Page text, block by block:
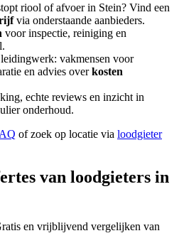
riool of afvoer in Stein? Vind een
via onderstaande aanbieders.
voor inspectie, reiniging en
vakmensen voor
en advies overkosten
echte reviews en inzicht in
onderhoud.
of zoek op locatie via loodgieter
van loodgieters in
en vrijblijvend vergelijken van